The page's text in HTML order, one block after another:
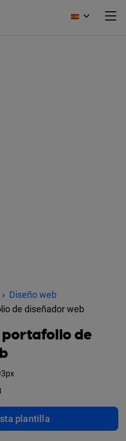
Diseño web
de diseñador web
de
plantilla